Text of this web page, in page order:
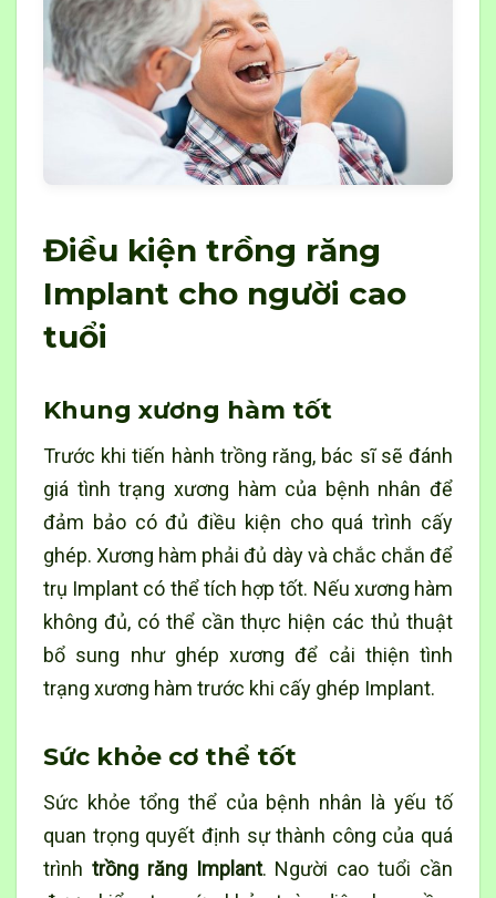
Điều kiện trồng răng
Implant cho người cao
tuổi
Khung xương hàm tốt
Trước khi tiến hành trồng răng, bác sĩ sẽ đánh
giá tình trạng xương hàm của bệnh nhân để
đảm bảo có đủ điều kiện cho quá trình cấy
ghép. Xương hàm phải đủ dày và chắc chắn để
trụ Implant có thể tích hợp tốt. Nếu xương hàm
không đủ, có thể cần thực hiện các thủ thuật
bổ sung như ghép xương để cải thiện tình
trạng xương hàm trước khi cấy ghép Implant.
Sức khỏe cơ thể tốt
Sức khỏe tổng thể của bệnh nhân là yếu tố
quan trọng quyết định sự thành công của quá
trình trồng răng Implant. Người cao tuổi cần